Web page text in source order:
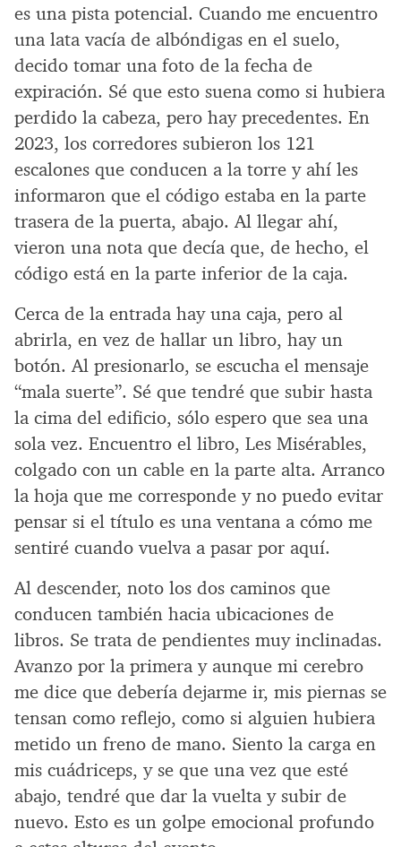
es una pista potencial. Cuando me encuentro
una lata vacía de albóndigas en el suelo,
decido tomar una foto de la fecha de
expiración. Sé que esto suena como si hubiera
perdido la cabeza, pero hay precedentes. En
2023, los corredores subieron los 121
escalones que conducen a la torre y ahí les
informaron que el código estaba en la parte
trasera de la puerta, abajo. Al llegar ahí,
vieron una nota que decía que, de hecho, el
código está en la parte inferior de la caja.
Cerca de la entrada hay una caja, pero al
abrirla, en vez de hallar un libro, hay un
botón. Al presionarlo, se escucha el mensaje
“mala suerte”. Sé que tendré que subir hasta
la cima del edificio, sólo espero que sea una
sola vez. Encuentro el libro, Les Misérables,
colgado con un cable en la parte alta. Arranco
la hoja que me corresponde y no puedo evitar
pensar si el título es una ventana a cómo me
sentiré cuando vuelva a pasar por aquí.
Al descender, noto los dos caminos que
conducen también hacia ubicaciones de
libros. Se trata de pendientes muy inclinadas.
Avanzo por la primera y aunque mi cerebro
me dice que debería dejarme ir, mis piernas se
tensan como reflejo, como si alguien hubiera
metido un freno de mano. Siento la carga en
mis cuádriceps, y se que una vez que esté
abajo, tendré que dar la vuelta y subir de
nuevo. Esto es un golpe emocional profundo